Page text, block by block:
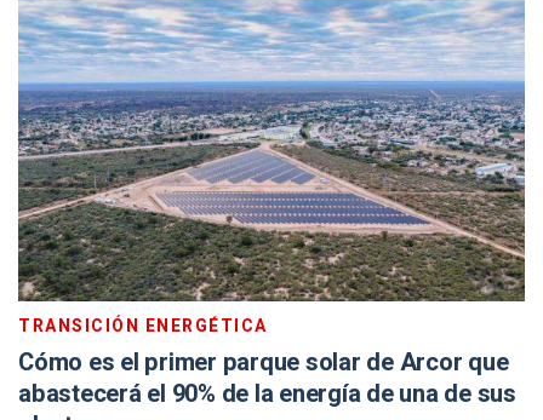
TRANSICIÓN ENERGÉTICA
Cómo es el primer parque solar de Arcor que
abastecerá el 90% de la energía de una de sus